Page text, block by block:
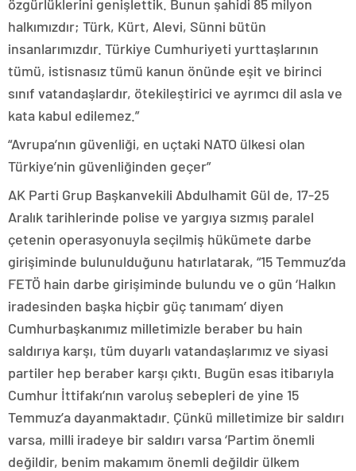
özgürlüklerini genişlettik. Bunun şahidi 85 milyon
halkımızdır; Türk, Kürt, Alevi, Sünni bütün
insanlarımızdır. Türkiye Cumhuriyeti yurttaşlarının
tümü, istisnasız tümü kanun önünde eşit ve birinci
sınıf vatandaşlardır, ötekileştirici ve ayrımcı dil asla ve
kata kabul edilemez.”
“Avrupa’nın güvenliği, en uçtaki NATO ülkesi olan
Türkiye’nin güvenliğinden geçer”
AK Parti Grup Başkanvekili Abdulhamit Gül de, 17-25
Aralık tarihlerinde polise ve yargıya sızmış paralel
çetenin operasyonuyla seçilmiş hükümete darbe
girişiminde bulunulduğunu hatırlatarak, “15 Temmuz’da
FETÖ hain darbe girişiminde bulundu ve o gün ‘Halkın
iradesinden başka hiçbir güç tanımam’ diyen
Cumhurbaşkanımız milletimizle beraber bu hain
saldırıya karşı, tüm duyarlı vatandaşlarımız ve siyasi
partiler hep beraber karşı çıktı. Bugün esas itibarıyla
Cumhur İttifakı’nın varoluş sebepleri de yine 15
Temmuz’a dayanmaktadır. Çünkü milletimize bir saldırı
varsa, milli iradeye bir saldırı varsa ‘Partim önemli
değildir, benim makamım önemli değildir ülkem